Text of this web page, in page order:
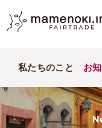
私たちのこと お